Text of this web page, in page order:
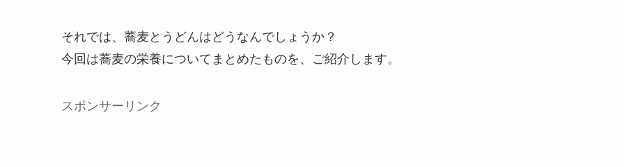
それでは、蕎麦とうどんはどうなんでしょうか？
今回は蕎麦の栄養についてまとめたものを、ご紹介します。
スポンサーリンク